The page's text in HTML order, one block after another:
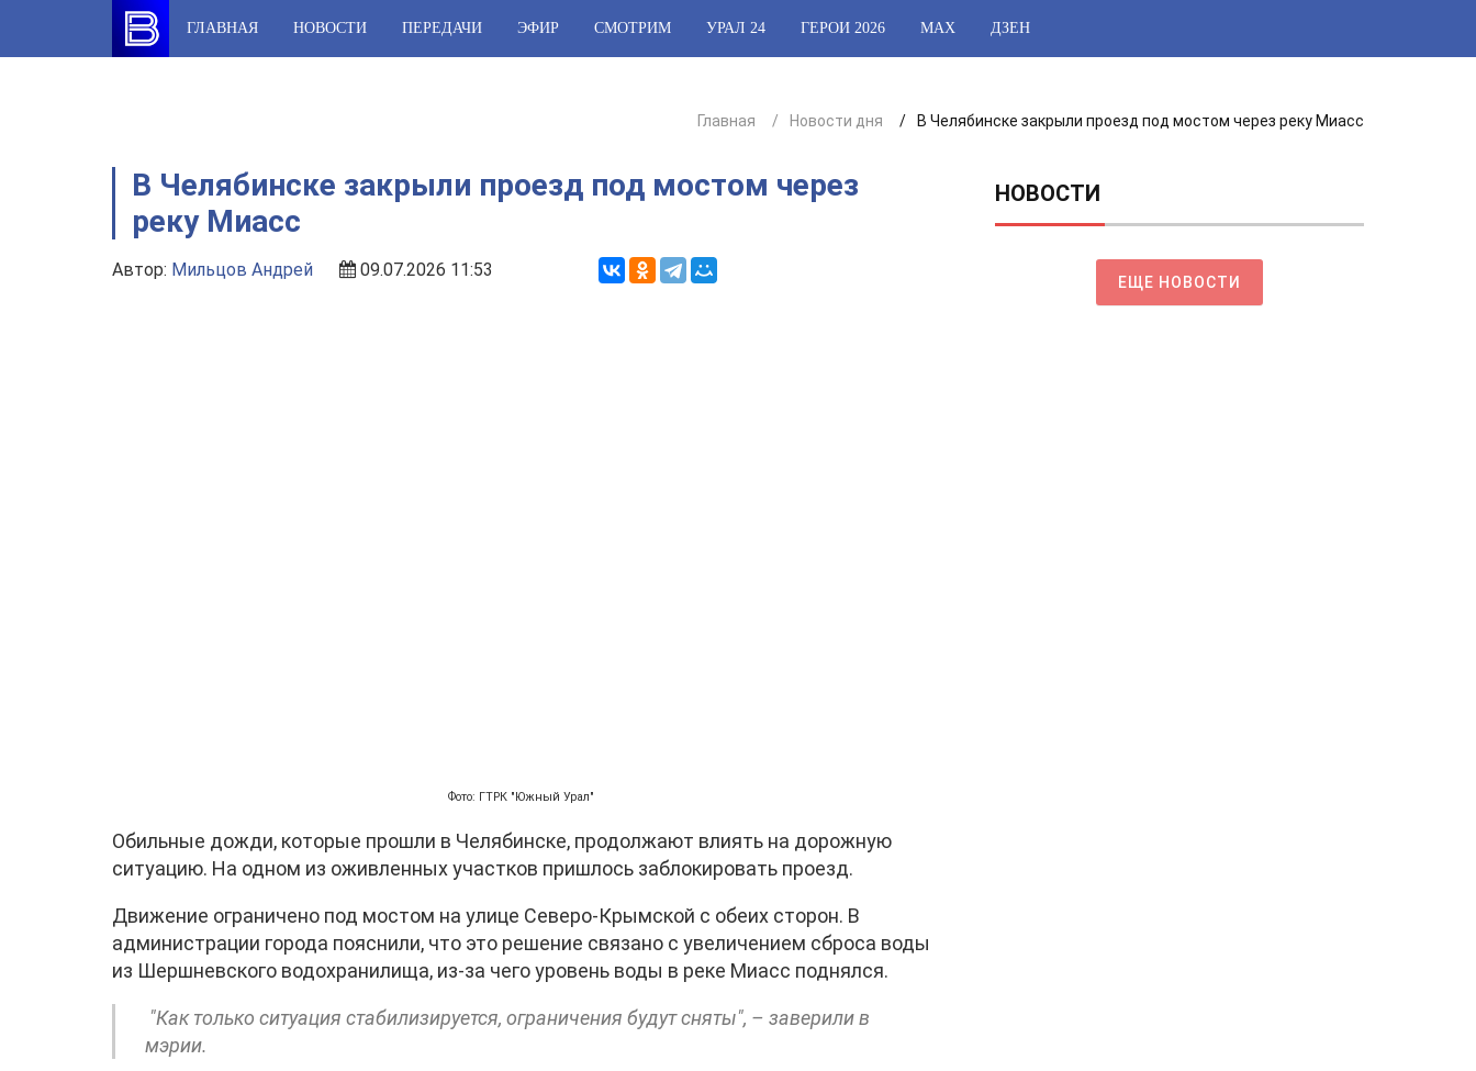
content
ГЛАВНАЯ НОВОСТИ ПЕРЕДАЧИ ЭФИР СМОТРИМ УРАЛ 24 ГЕРОИ 2026 МАХ ДЗЕН
Главная Новости дня В Челябинске закрыли проезд под мостом через реку Миасс
В Челябинске закрыли проезд под мостом через
реку Миасс
Автор: Мильцов Андрей 09.07.2026 11:53
Фото: ГТРК "Южный Урал"
Обильные дожди, которые прошли в Челябинске, продолжают влиять на дорожную
ситуацию. На одном из оживленных участков пришлось заблокировать проезд.
Движение ограничено под мостом на улице Северо-Крымской с обеих сторон. В
администрации города пояснили, что это решение связано с увеличением сброса воды
из Шершневского водохранилища, из-за чего уровень воды в реке Миасс поднялся.
"Как только ситуация стабилизируется, ограничения будут сняты", – заверили в
мэрии.
НОВОСТИ
ЕЩЕ НОВОСТИ